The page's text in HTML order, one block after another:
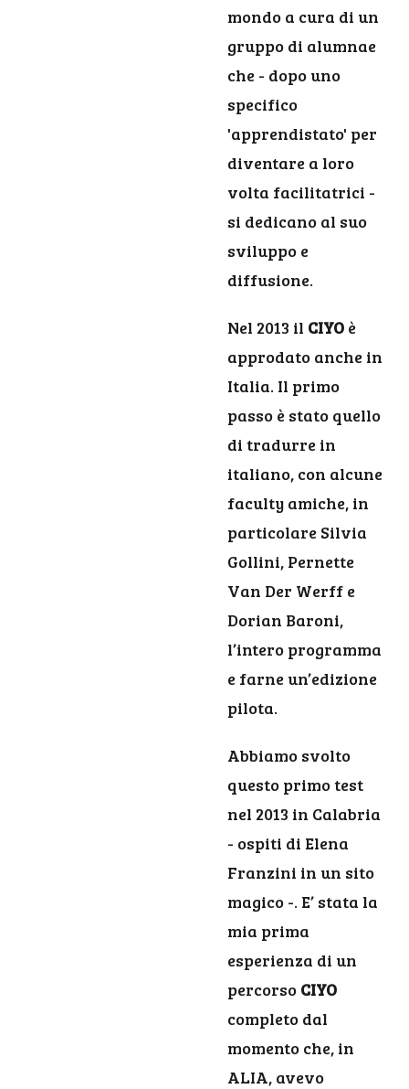
mondo a cura di un
gruppo di alumnae
che - dopo uno
specifico
'apprendistato' per
diventare a loro
volta facilitatrici -
si dedicano al suo
sviluppo e
diffusione.
Nel 2013 il CIYO è
approdato anche in
Italia. Il primo
passo è stato quello
di tradurre in
italiano, con alcune
faculty amiche, in
particolare Silvia
Gollini, Pernette
Van Der Werff e
Dorian Baroni,
l’intero programma
e farne un’edizione
pilota.
Abbiamo svolto
questo primo test
nel 2013 in Calabria
- ospiti di Elena
Franzini in un sito
magico -. E’ stata la
mia prima
esperienza di un
percorso CIYO
completo dal
momento che, in
ALIA, avevo